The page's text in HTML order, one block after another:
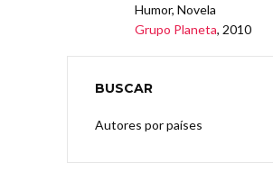
Humor, Novela
Grupo Planeta, 2010
BUSCAR
Autores por países